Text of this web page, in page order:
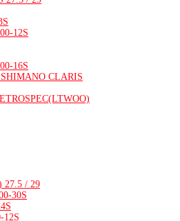
12S
16S
CLARIS
27.5 / 29
30S
12S